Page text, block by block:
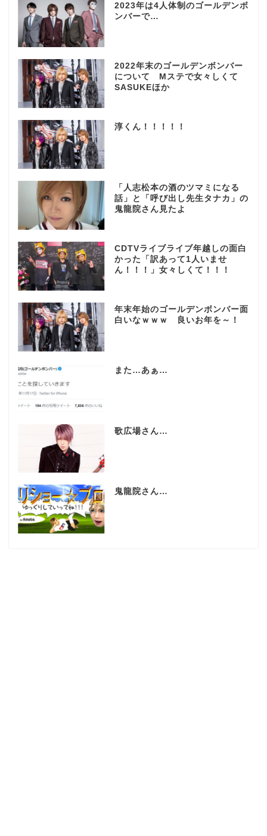
2023年は4人体制のゴールデンボ
ンバーで…
2022年末のゴールデンボンバー
について Mステで女々しくて
SASUKEほか
淳くん！！！！！
「人志松本の酒のツマミになる
話」と「呼び出し先生タナカ」の
鬼龍院さん見たよ
CDTVライブライブ年越しの面白
かった「訳あって1人いませ
ん！！！」女々しくて！！！
年末年始のゴールデンボンバー面
白いなｗｗｗ 良いお年を～！
また…あぁ…
歌広場さん…
鬼龍院さん…